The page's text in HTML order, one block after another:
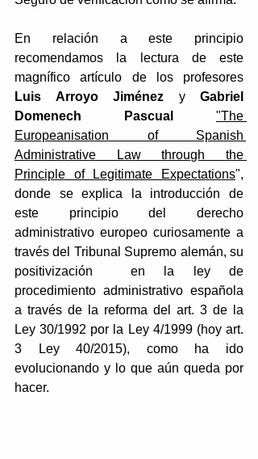
En relación a este principio
recomendamos la lectura de este
Luis Arroyo Jiménez y Gabriel
Domenech Pascual
"The
Europeanisation of Spanish
Administrative Law through the
Principle of Legitimate Expectations",
donde se explica la introducción de
este principio del derecho
administrativo europeo curiosamente a
través del Tribunal Supremo alemán, su
positivización  en la ley de
procedimiento administrativo española
a través de la reforma del art. 3 de la
Ley 30/1992 por la Ley 4/1999 (hoy art.
3 Ley 40/2015), como ha ido
evolucionando y lo que aún queda por
hacer.